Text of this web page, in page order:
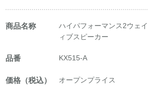
商品名称
ハイパフォーマンス2ウェ
ィブスピーカー
品番 KX515-A
価格（税込） オープンプライス